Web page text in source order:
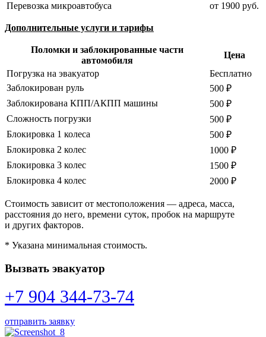
Перевозка микроавтобуса
от 1900 руб.
Дополнительные услуги и тарифы
Поломки и заблокированные части
автомобиля
Цена
Погрузка на эвакуатор
Бесплатно
Заблокирован руль
500 ₽
Заблокирована КПП/АКПП машины
500 ₽
Сложность погрузки
500 ₽
Блокировка 1 колеса
500 ₽
Блокировка 2 колес
1000 ₽
Блокировка 3 колес
1500 ₽
Блокировка 4 колес
2000 ₽
Стоимость зависит от местоположения — адреса, масса,
расстояния до него, времени суток, пробок на маршруте
и других факторов.
* Указана минимальная стоимость.
Вызвать эвакуатор
+7 904 344-73-74
отправить заявку